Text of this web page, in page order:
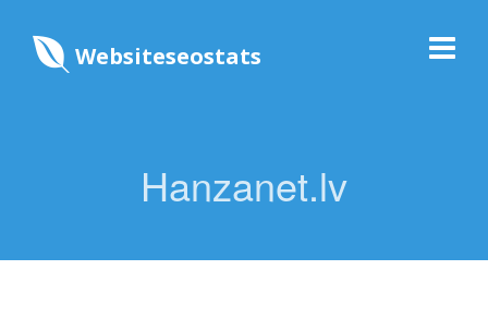
Websiteseostats
Hanzanet.lv